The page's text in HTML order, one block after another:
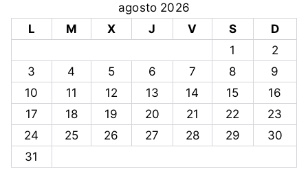
agosto 2026
L
M X J V S
D
1
2
3
4 5 6 7 8
9
10
11 12 13 14 15
16
17
18 19 20 21 22
23
24
25 26 27 28 29
30
31